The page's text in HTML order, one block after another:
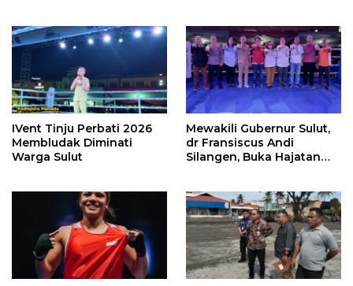
IVent Tinju Perbati 2026
Membludak Diminati
Warga Sulut
Mewakili Gubernur Sulut,
dr Fransiscus Andi
Silangen, Buka Hajatan
Wali Kota Manado